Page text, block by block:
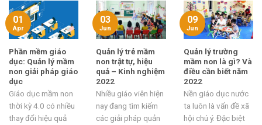
Phần mềm giáo
dục: Quản lý mầm
non giải pháp giáo
dục
Giáo dục mầm non
thời kỳ 4.0 có nhiều
thay đổi hiệu quả
01
Apr
Quản lý trẻ mầm
non trật tự, hiệu
quả – Kinh nghiệm
2022
Nhiều giáo viên hiện
nay đang tìm kiếm
các giải pháp quản
03
Jun
Quản lý trường
mầm non là gì? Và
điều cần biết năm
2022
Nền giáo dục nước
ta luôn là vấn đề xã
hội chú ý. Đặc biệt
09
Jun